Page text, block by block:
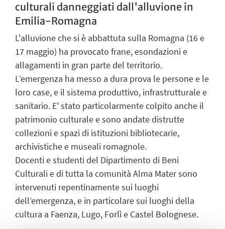
culturali danneggiati dall'alluvione in
Emilia-Romagna
L'alluvione che si è abbattuta sulla Romagna (16 e
17 maggio) ha provocato frane, esondazioni e
allagamenti in gran parte del territorio.
L’emergenza ha messo a dura prova le persone e le
loro case, e il sistema produttivo, infrastrutturale e
sanitario. E' stato particolarmente colpito anche il
patrimonio culturale e sono andate distrutte
collezioni e spazi di istituzioni bibliotecarie,
archivistiche e museali romagnole.
Docenti e studenti del Dipartimento di Beni
Culturali e di tutta la comunità Alma Mater sono
intervenuti repentinamente sui luoghi
dell’emergenza, e in particolare sui luoghi della
cultura a Faenza, Lugo, Forlì e Castel Bolognese.